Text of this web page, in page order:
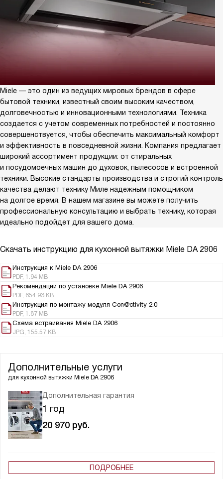
Miele — это один из ведущих мировых брендов в сфере
бытовой техники, известный своим высоким качеством,
долговечностью и инновационными технологиями. Техника
создается с учетом современных потребностей и постоянно
совершенствуется, чтобы обеспечить максимальный комфорт
и эффективность в повседневной жизни. Компания предлагает
широкий ассортимент продукции: от стиральных
и посудомоечных машин до духовок, пылесосов и встроенной
техники. Высокие стандарты производства и строгий контроль
качества делают технику Миле надежным помощником
на долгое время. В нашем магазине вы можете получить
профессиональную консультацию и выбрать технику, которая
идеально подойдет для вашего дома.
Скачать инструкцию для кухонной вытяжки Miele DA 2906
Инструкция к Miele DA 2906
PDF, 1.94 MB
Рекомендации по установке Miele DA 2906
PDF, 654.93 KB
Инструкция по монтажу модуля Con@ctivity 2.0
PDF, 1.87 MB
Схема встраивания Miele DA 2906
JPG, 155.57 KB
Дополнительные услуги
для кухонной вытяжки Miele DA 2906
Дополнительная гарантия
1 год
20 970 руб.
ПОДРОБНЕЕ